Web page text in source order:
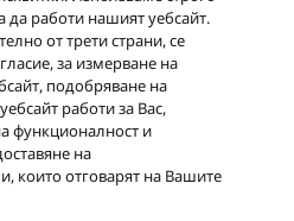
EAH-AZ70W
да работи нашият уебсайт.
от трети страни, се
за измерване на
подобряване на
работи за Вас,
функционалност и
на
които отговарят на Вашите